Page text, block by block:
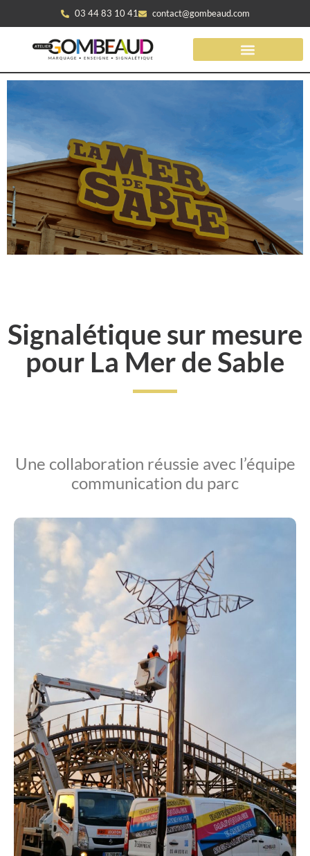
03 44 83 10 41 contact@gombeaud.com
Signalétique sur mesure
pour La Mer de Sable
Une collaboration réussie avec l’équipe
communication du parc